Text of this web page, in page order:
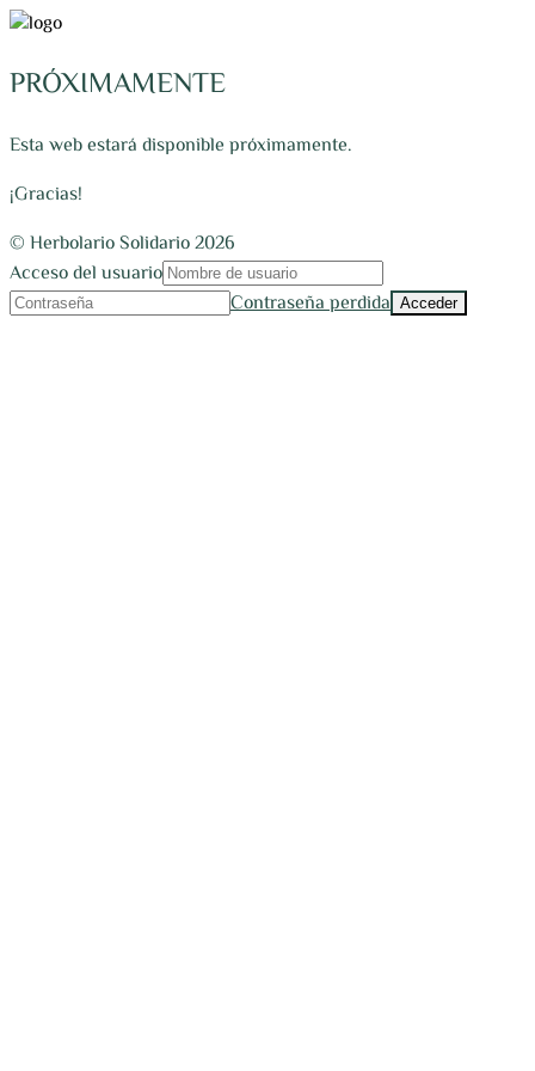
PRÓXIMAMENTE
Esta web estará disponible próximamente.
¡Gracias!
© Herbolario Solidario 2026
Acceso del usuario
Contraseña perdida